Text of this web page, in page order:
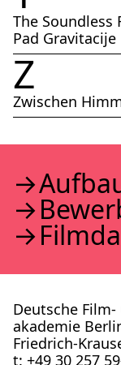
The Soundless
Pad Gravitacije
Z
Zwischen
Deutsche
akademie
Friedrich-
t: +49 30 257